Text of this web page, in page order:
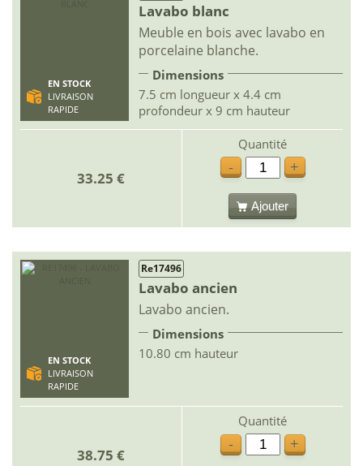
EN STOCK
LIVRAISON
RAPIDE
Lavabo blanc
Meuble en bois avec lavabo en
porcelaine blanche.
Dimensions
7.5 cm longueur x 4.4 cm
profondeur x 9 cm hauteur
33.25 €
Quantité
-
+
Ajouter
EN STOCK
LIVRAISON
RAPIDE
Re17496
Lavabo ancien
Lavabo ancien.
Dimensions
10.80 cm hauteur
38.75 €
Quantité
-
+